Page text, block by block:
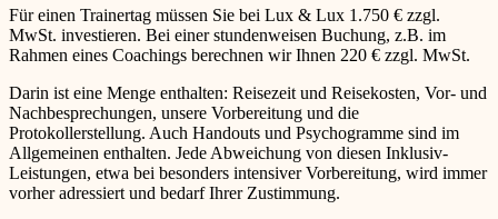
Für einen Trainertag müssen Sie bei Lux & Lux 1.750 € zzgl.
MwSt. investieren. Bei einer stundenweisen Buchung, z.B. im
Rahmen eines Coachings berechnen wir Ihnen 220 € zzgl. MwSt.
Darin ist eine Menge enthalten: Reisezeit und Reisekosten, Vor- und
Nachbesprechungen, unsere Vorbereitung und die
Protokollerstellung. Auch Handouts und Psychogramme sind im
Allgemeinen enthalten. Jede Abweichung von diesen Inklusiv-
Leistungen, etwa bei besonders intensiver Vorbereitung, wird immer
vorher adressiert und bedarf Ihrer Zustimmung.